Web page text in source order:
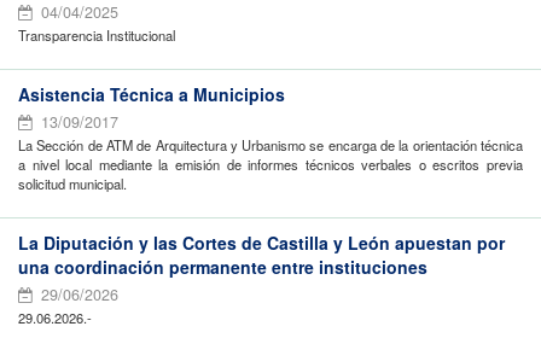
04/04/2025
Transparencia Institucional
Asistencia Técnica a Municipios
13/09/2017
La Sección de ATM de Arquitectura y Urbanismo se encarga de la orientación técnica
a nivel local mediante la emisión de informes técnicos verbales o escritos previa
solicitud municipal.
La Diputación y las Cortes de Castilla y León apuestan por
una coordinación permanente entre instituciones
29/06/2026
29.06.2026.-